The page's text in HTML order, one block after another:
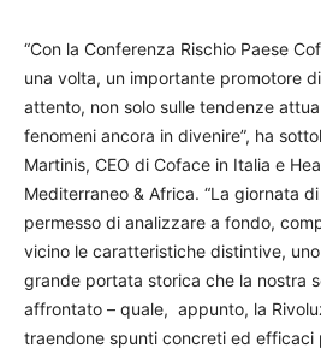
“Con la Conferenza Rischio Paese
una volta, un importante promotore
attento, non solo sulle tendenze
fenomeni ancora in divenire”, ha
Martinis, CEO di Coface in Italia e
Mediterraneo & Africa. “La giornata
permesso di analizzare a fondo,
vicino le caratteristiche distintive,
grande portata storica che la nostra
affrontato – quale, appunto, la
traendone spunti concreti ed efficaci